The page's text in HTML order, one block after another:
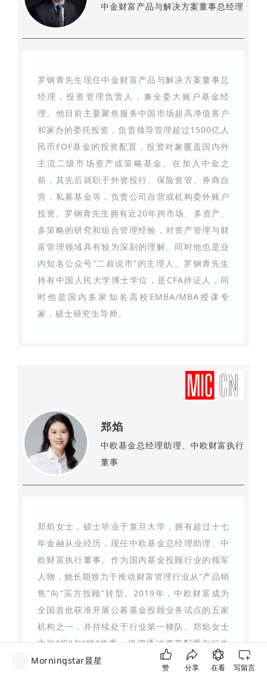
中金财富产品与解决方案董事总经理
罗钢青先生现任中金财富产品与解决方案董事总
经理，投资管理负责人，兼全委大账户基金经
理。他目前主要聚焦服务中国市场超高净值客户
和家办的委托投资，负责领导管理超过1500亿人
民币FOF基金的投资配置，投资对象覆盖国内外
主流二级市场资产或策略基金。在加入中金之
前，其先后就职于外资投行、保险资管、券商自
营，私募基金等，负责公司自营或机构委外账户
投资。罗钢青先生拥有近20年跨市场、多资产、
多策略的研究和组合管理经验，对资产管理与财
富管理领域具有较为深刻的理解。同时他也是业
内知名公众号“二叔说市”的主理人。罗钢青先生
持有中国人民大学博士学位，是CFA持证人，同
时他是国内多家知名高校EMBA/MBA授课专
家，硕士研究生导师。
郑焰
中欧基金总经理助理、中欧财富执行
董事
郑焰女士，硕士毕业于复旦大学，拥有超过十七
年金融从业经历，现任中欧基金总经理助理、中
欧财富执行董事。作为国内基金投顾行业的领军
人物，她长期致力于推动财富管理行业从“产品销
售”向“买方投顾”转型。2019年，中欧财富成为
全国首批获准开展公募基金投顾业务试点的五家
机构之一，并持续处于行业第一梯队。郑焰女士
主张“投”与“顾”并重，强调通过资产配置与行为
引导提升客户的盈利体验。截至目前，中欧财富
Morningstar晨星
赞 分享 在看 写留言